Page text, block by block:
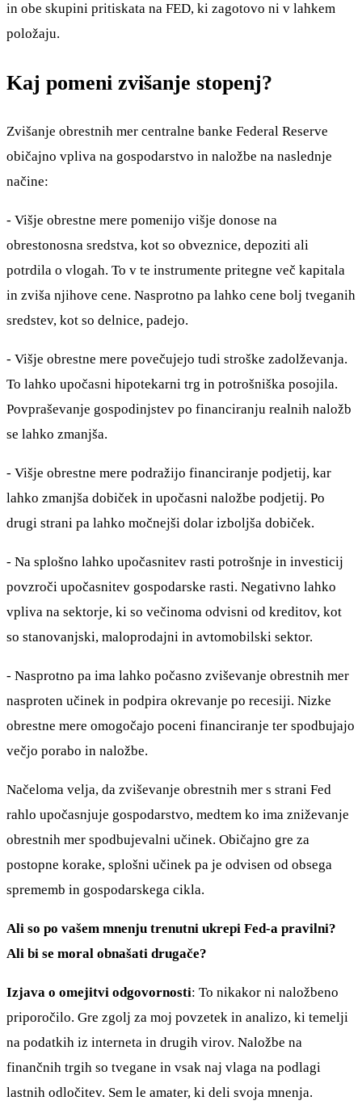
in obe skupini pritiskata na FED, ki zagotovo ni v lahkem
položaju.
Kaj pomeni zvišanje stopenj?
Zvišanje obrestnih mer centralne banke Federal Reserve
običajno vpliva na gospodarstvo in naložbe na naslednje
načine:
- Višje obrestne mere pomenijo višje donose na
obrestonosna sredstva, kot so obveznice, depoziti ali
potrdila o vlogah. To v te instrumente pritegne več kapitala
in zviša njihove cene. Nasprotno pa lahko cene bolj tveganih
sredstev, kot so delnice, padejo.
- Višje obrestne mere povečujejo tudi stroške zadolževanja.
To lahko upočasni hipotekarni trg in potrošniška posojila.
Povpraševanje gospodinjstev po financiranju realnih naložb
se lahko zmanjša.
- Višje obrestne mere podražijo financiranje podjetij, kar
lahko zmanjša dobiček in upočasni naložbe podjetij. Po
drugi strani pa lahko močnejši dolar izboljša dobiček.
- Na splošno lahko upočasnitev rasti potrošnje in investicij
povzroči upočasnitev gospodarske rasti. Negativno lahko
vpliva na sektorje, ki so večinoma odvisni od kreditov, kot
so stanovanjski, maloprodajni in avtomobilski sektor.
- Nasprotno pa ima lahko počasno zviševanje obrestnih mer
nasproten učinek in podpira okrevanje po recesiji. Nizke
obrestne mere omogočajo poceni financiranje ter spodbujajo
večjo porabo in naložbe.
Načeloma velja, da zviševanje obrestnih mer s strani Fed
rahlo upočasnjuje gospodarstvo, medtem ko ima zniževanje
obrestnih mer spodbujevalni učinek. Običajno gre za
postopne korake, splošni učinek pa je odvisen od obsega
sprememb in gospodarskega cikla.
Ali so po vašem mnenju trenutni ukrepi Fed-a pravilni?
Ali bi se moral obnašati drugače?
Izjava o omejitvi odgovornosti: To nikakor ni naložbeno
priporočilo. Gre zgolj za moj povzetek in analizo, ki temelji
na podatkih iz interneta in drugih virov. Naložbe na
finančnih trgih so tvegane in vsak naj vlaga na podlagi
lastnih odločitev. Sem le amater, ki deli svoja mnenja.